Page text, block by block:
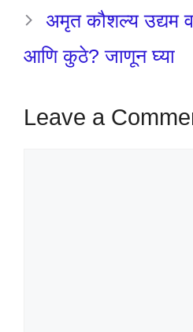
अमृत कौशल्य उद्यम
आणि कुठे? जाणून घ्या
Leave a